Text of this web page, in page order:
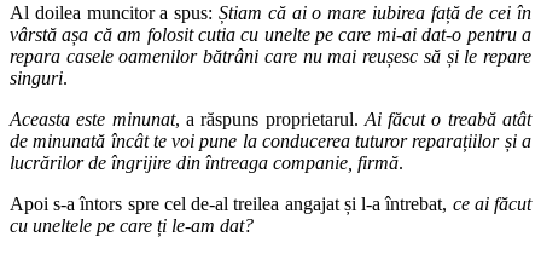
Al doilea muncitor a spus: Știam că ai o mare iubirea față de cei în
vârstă așa că am folosit cutia cu unelte pe care mi-ai dat-o pentru a
repara casele oamenilor bătrâni care nu mai reușesc să și le repare
singuri.
Aceasta este minunat, a răspuns proprietarul. Ai făcut o treabă atât
de minunată încât te voi pune la conducerea tuturor reparațiilor și a
lucrărilor de îngrijire din întreaga companie, firmă.
Apoi s-a întors spre cel de-al treilea angajat și l-a întrebat, ce ai făcut
cu uneltele pe care ți le-am dat?